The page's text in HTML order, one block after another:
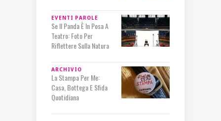
EVENTI PAROLE
Se Il Panda È In Posa A
Teatro: Foto Per
Riflettere Sulla Natura
ARCHIVIO
La Stampa Per Me:
Casa, Bottega E Sfida
Quotidiana